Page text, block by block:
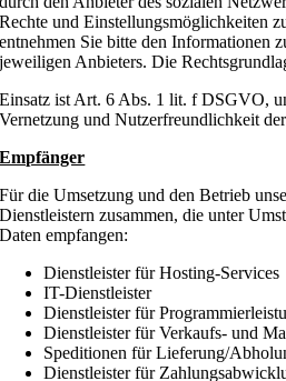
Rechte und Einstellungsmöglichkeiten
entnehmen Sie bitte den Informationen
jeweiligen Anbieters. Die
Einsatz ist Art. 6 Abs. 1 lit. f DSGVO,
Vernetzung und Nutzerfreundlichkeit
Empfänger
Für die Umsetzung und den Betrieb
Dienstleistern zusammen, die unter
Daten empfangen:
Dienstleister für Hosting-Services
IT-Dienstleister
Dienstleister für
Dienstleister für Verkaufs- und
Speditionen für Lieferung/
Dienstleister für